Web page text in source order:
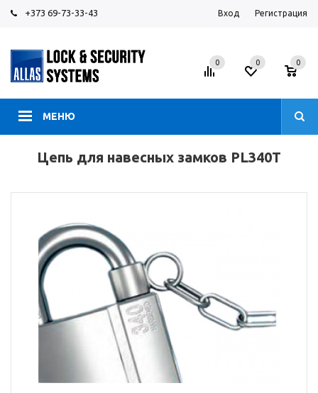
+373 69-73-33-43 Вход Регистрация
МЕНЮ
0 0 0
Цепь для навесных замков PL340T